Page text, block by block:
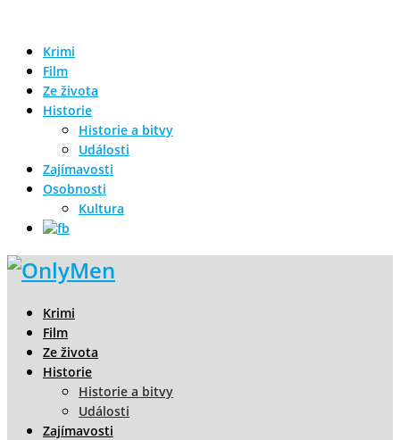
Krimi
Film
Ze života
Historie
Historie a bitvy
Události
Zajímavosti
Osobnosti
Kultura
Krimi
Film
Ze života
Historie
Historie a bitvy
Události
Zajímavosti